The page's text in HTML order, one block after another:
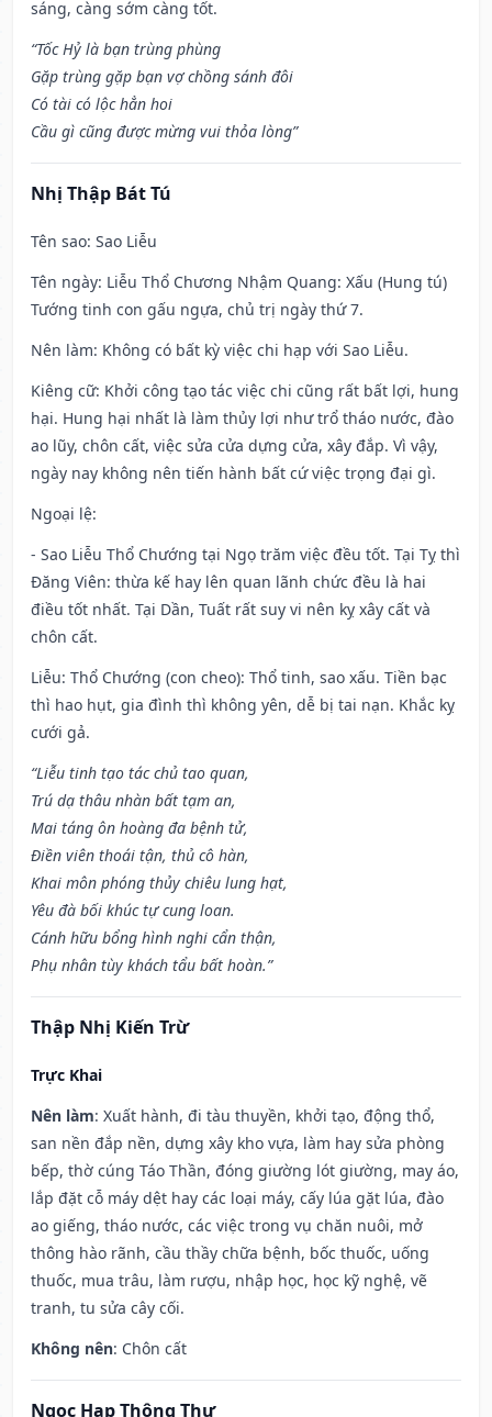
sáng, càng sớm càng tốt.
“Tốc Hỷ là bạn trùng phùng
Gặp trùng gặp bạn vợ chồng sánh đôi
Có tài có lộc hẳn hoi
Cầu gì cũng được mừng vui thỏa lòng”
Nhị Thập Bát Tú
Tên sao: Sao Liễu
Tên ngày: Liễu Thổ Chương Nhậm Quang: Xấu (Hung tú)
Tướng tinh con gấu ngựa, chủ trị ngày thứ 7.
Nên làm: Không có bất kỳ việc chi hạp với Sao Liễu.
Kiêng cữ: Khởi công tạo tác việc chi cũng rất bất lợi, hung
hại. Hung hại nhất là làm thủy lợi như trổ tháo nước, đào
ao lũy, chôn cất, việc sửa cửa dựng cửa, xây đắp. Vì vậy,
ngày nay không nên tiến hành bất cứ việc trọng đại gì.
Ngoại lệ:
- Sao Liễu Thổ Chướng tại Ngọ trăm việc đều tốt. Tại Tỵ thì
Đăng Viên: thừa kế hay lên quan lãnh chức đều là hai
điều tốt nhất. Tại Dần, Tuất rất suy vi nên kỵ xây cất và
chôn cất.
Liễu: Thổ Chướng (con cheo): Thổ tinh, sao xấu. Tiền bạc
thì hao hụt, gia đình thì không yên, dễ bị tai nạn. Khắc kỵ
cưới gả.
“Liễu tinh tạo tác chủ tao quan,
Trú dạ thâu nhàn bất tạm an,
Mai táng ôn hoàng đa bệnh tử,
Điền viên thoái tận, thủ cô hàn,
Khai môn phóng thủy chiêu lung hạt,
Yêu đà bối khúc tự cung loan.
Cánh hữu bổng hình nghi cẩn thận,
Phụ nhân tùy khách tẩu bất hoàn.”
Thập Nhị Kiến Trừ
Trực Khai
Nên làm: Xuất hành, đi tàu thuyền, khởi tạo, động thổ,
san nền đắp nền, dựng xây kho vựa, làm hay sửa phòng
bếp, thờ cúng Táo Thần, đóng giường lót giường, may áo,
lắp đặt cỗ máy dệt hay các loại máy, cấy lúa gặt lúa, đào
ao giếng, tháo nước, các việc trong vụ chăn nuôi, mở
thông hào rãnh, cầu thầy chữa bệnh, bốc thuốc, uống
thuốc, mua trâu, làm rượu, nhập học, học kỹ nghệ, vẽ
tranh, tu sửa cây cối.
Không nên: Chôn cất
Ngọc Hạp Thông Thư